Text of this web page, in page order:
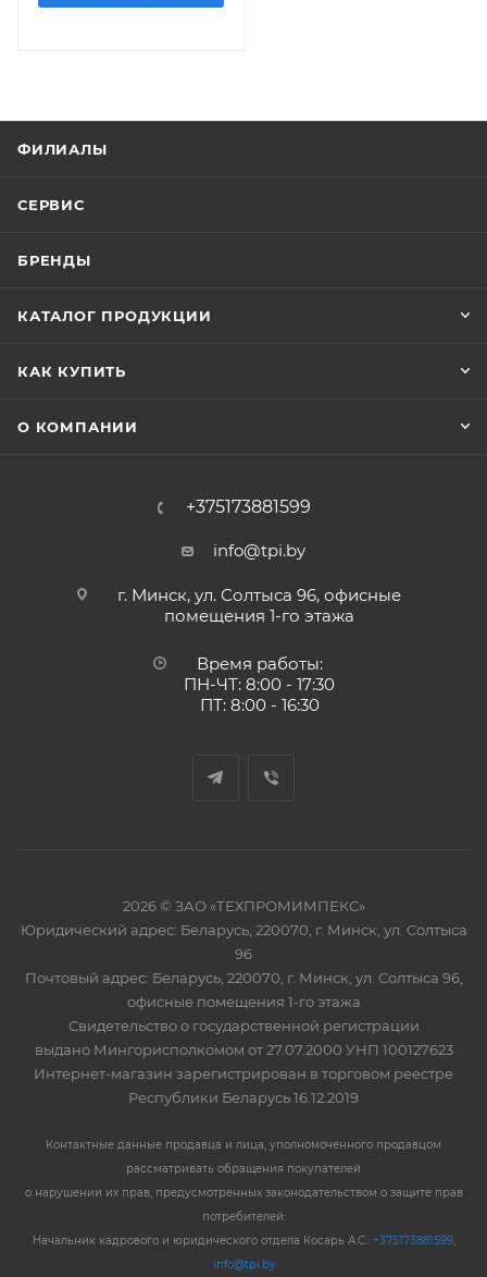
ФИЛИАЛЫ
СЕРВИС
БРЕНДЫ
КАТАЛОГ ПРОДУКЦИИ
КАК КУПИТЬ
О КОМПАНИИ
+375173881599
info@tpi.by
г. Минск, ул. Солтыса 96, офисные
помещения 1-го этажа
Время работы:
ПН-ЧТ: 8:00 - 17:30
ПТ: 8:00 - 16:30
2026 © ЗАО «ТЕХПРОМИМПЕКС»
Юридический адрес: Беларусь, 220070, г. Минск, ул. Солтыса
96
Почтовый адрес: Беларусь, 220070, г. Минск, ул. Солтыса 96,
офисные помещения 1-го этажа
Свидетельство о государственной регистрации
выдано Мингорисполкомом от 27.07.2000 УНП 100127623
Интернет-магазин зарегистрирован в торговом реестре
Республики Беларусь 16.12.2019
Контактные данные продавца и лица, уполномоченного продавцом
рассматривать обращения покупателей
о нарушении их прав, предусмотренных законодательством о защите прав
потребителей:
Начальник кадрового и юридического отдела Косарь А.С.: +375173881599,
info@tpi.by